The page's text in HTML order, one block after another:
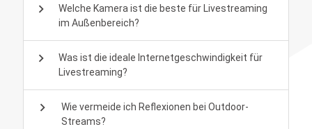
chevron_right
Welche Kamera ist die beste für Livestreaming
im Außenbereich?
chevron_right
Was ist die ideale Internetgeschwindigkeit für
Livestreaming?
chevron_right
Wie vermeide ich Reflexionen bei Outdoor-
Streams?